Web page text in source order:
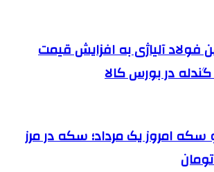
فولاد آلیاژی به افزایش قیمت
در بورس کالا
امروز یک مرداد؛ سکه در مرز